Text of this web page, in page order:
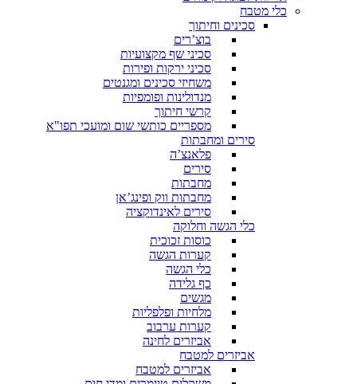
כלי מטבח
סכינים וחיתוך
בוצ’רים
סכיני שף מקצועיות
סכיני ירקות ופירות
משחיזי סכינים ומגנטים
מנדולינות ופומפיות
קרשי חיתוך
מספריים כותשי שום ומועכי תפו"א
סירים ומחבתות
פלאנצ’ה
סירים
מחבתות
מחבתות ווק ופינג’אן
סירים לאינדוקציה
כלי הגשה וחלוקה
כוסות זכוכית
קערות הגשה
כלי הגשה
כף גלידה
מגשים
מלחיות ופלפליות
קערות ערבוב
אביזרים לחינה
אביזרים למטבח
אביזרים למטבח